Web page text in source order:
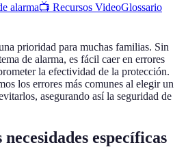
alarma📺 Recursos VideoGlossario
prioridad para muchas familias. Sin
de alarma, es fácil caer en errores
la efectividad de la protección.
los errores más comunes al elegir un
asegurando así la seguridad de
específicas